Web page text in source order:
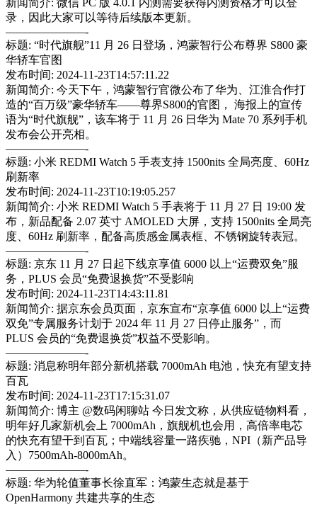
新闻简介: 微信 PC 版 4.0.1 内测需要获得内测资格才可以登
录，因此大家可以等待后续版本更新。
———————-
标题: “时代旗舰”11 月 26 日登场，鸿蒙智行公布尊界 S800 豪
华轿车官图
发布时间: 2024-11-23T14:57:11.22
新闻简介: 今天下午，鸿蒙智行官微公布了华为、江淮合作打
造的“百万级”豪华轿车——尊界S800的官图， 海报上的宣传
语为“时代旗舰”，该车将于 11 月 26 日华为 Mate 70 系列手机
发布会公开亮相。
———————-
标题: 小米 REDMI Watch 5 手表支持 1500nits 全局亮度、60Hz
刷新率
发布时间: 2024-11-23T10:19:05.257
新闻简介: 小米 REDMI Watch 5 手表将于 11 月 27 日 19:00 发
布，新品配备 2.07 英寸 AMOLED 大屏，支持 1500nits 全局亮
度、60Hz 刷新率，配备高质感金属表框、不锈钢旋转表冠。
———————-
标题: 京东 11 月 27 日起下线京享值 6000 以上“运费双免”服
务，PLUS 会员“免费退换货”不受影响
发布时间: 2024-11-23T14:43:11.81
新闻简介: 据京东会员页面，京东宣布“京享值 6000 以上“运费
双免”专属服务计划于 2024 年 11 月 27 日停止服务”，而
PLUS 会员的“免费退换货”权益不受影响。
———————-
标题: 消息称明年部分新机搭载 7000mAh 电池，快充有望支持
百瓦
发布时间: 2024-11-23T17:15:31.07
新闻简介: 博主 @数码闲聊站 今日发文称，从供应链物料看，
明年好几家新机会上 7000mAh，旗舰机也会用，高倍率电芯
的快充有望干到百瓦；中端线容量一路疾驰，NPI（新产品导
入）7500mAh-8000mAh。
———————-
标题: 华为轮值董事长徐直军：鸿蒙生态就是基于
OpenHarmony 共建共享的生态